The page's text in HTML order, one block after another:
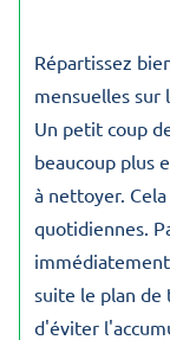
Répartissez
mensuelles sur
Un petit coup
beaucoup plus
à nettoyer.
quotidiennes.
suite le plan de
d'éviter